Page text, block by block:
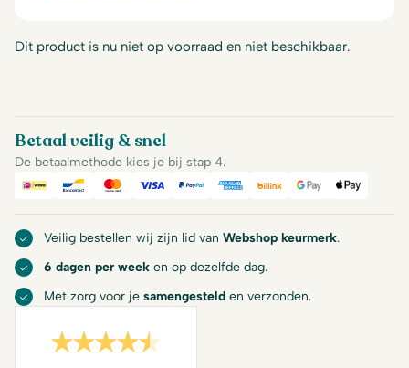
Dit product is nu niet op voorraad en niet beschikbaar.
Betaal veilig & snel
De betaalmethode kies je bij stap 4.
iDeal Bancontact
Mastercard
Visa PayPalAmerican Express
BillinkGoogle Pay
Apple
Veilig bestellen wij zijn lid van Webshop keurmerk.
6 dagen per week en op dezelfde dag.
Met zorg voor je samengesteld en verzonden.